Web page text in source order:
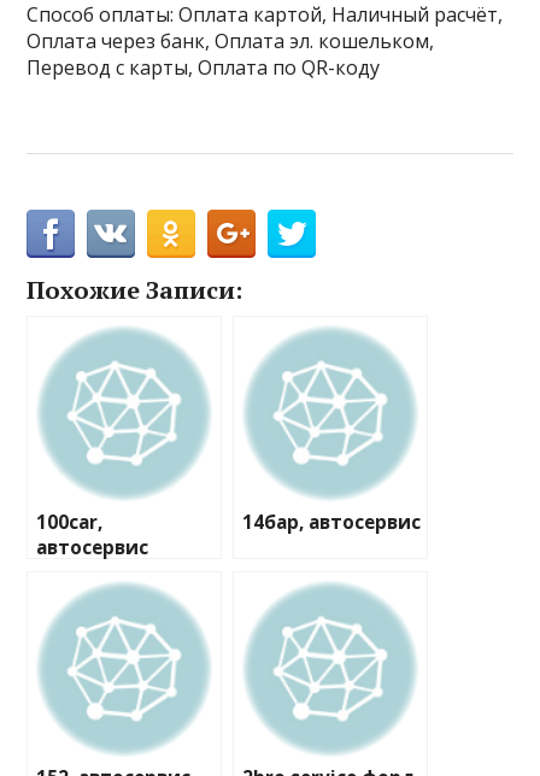
Способ оплаты: Оплата картой, Наличный расчёт,
Оплата через банк, Оплата эл. кошельком,
Перевод с карты, Оплата по QR-коду
Похожие Записи:
100car,
автосервис
14бар, автосервис